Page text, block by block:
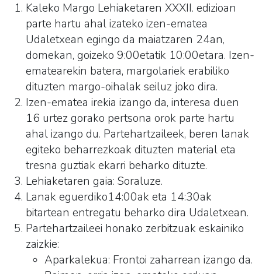
Kaleko Margo Lehiaketaren XXXII. edizioan
parte hartu ahal izateko izen-ematea
Udaletxean egingo da maiatzaren 24an,
domekan, goizeko 9:00etatik 10:00etara. Izen-
ematearekin batera, margolariek erabiliko
dituzten margo-oihalak seiluz joko dira.
Izen-ematea irekia izango da, interesa duen
16 urtez gorako pertsona orok parte hartu
ahal izango du. Partehartzaileek, beren lanak
egiteko beharrezkoak dituzten material eta
tresna guztiak ekarri beharko dituzte.
Lehiaketaren gaia: Soraluze.
Lanak eguerdiko14:00ak eta 14:30ak
bitartean entregatu beharko dira Udaletxean.
Partehartzaileei honako zerbitzuak eskainiko
zaizkie:
Aparkalekua: Frontoi zaharrean izango da.